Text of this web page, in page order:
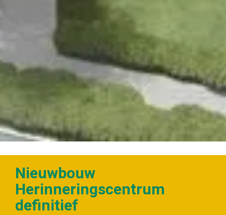
Nieuwbouw
Herinneringscentrum
definitief